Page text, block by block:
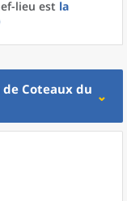
lieu est la
de Coteaux du